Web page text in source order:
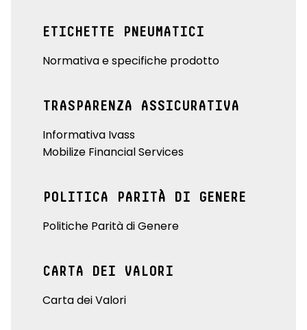
ETICHETTE PNEUMATICI
Normativa e specifiche prodotto
TRASPARENZA ASSICURATIVA
Informativa Ivass
Mobilize Financial Services
POLITICA PARITÀ DI GENERE
Politiche Parità di Genere
CARTA DEI VALORI
Carta dei Valori